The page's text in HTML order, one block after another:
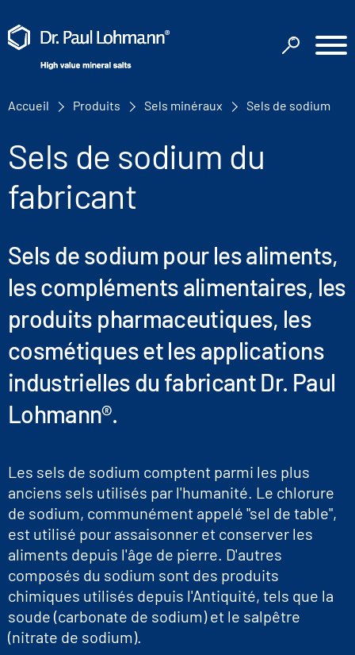
Accueil Produits Sels minéraux Sels de sodium
Sels de sodium du
fabricant
Sels de sodium pour les aliments,
les compléments alimentaires, les
produits pharmaceutiques, les
cosmétiques et les applications
industrielles du fabricant Dr. Paul
Lohmann®.
Les sels de sodium comptent parmi les plus
anciens sels utilisés par l'humanité. Le chlorure
de sodium, communément appelé "sel de table",
est utilisé pour assaisonner et conserver les
aliments depuis l'âge de pierre. D'autres
composés du sodium sont des produits
chimiques utilisés depuis l'Antiquité, tels que la
soude (carbonate de sodium) et le salpêtre
(nitrate de sodium).